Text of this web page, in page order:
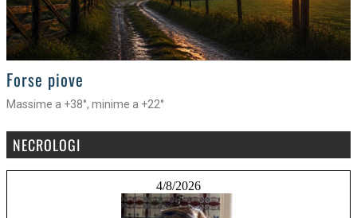
>
Forse piove
Massime a +38°, minime a +22°
NECROLOGI
4/8/2026